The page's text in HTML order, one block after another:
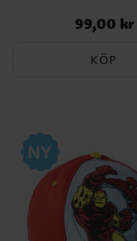
Pris:99,00 kr
99,00 kr
KÖP